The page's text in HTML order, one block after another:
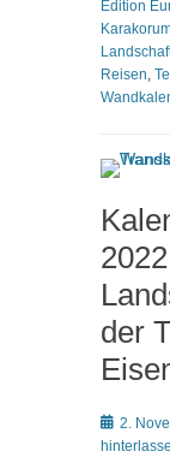
Edition
Reisen,
der
Posted
on
2.